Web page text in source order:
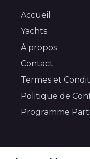
Accueil
Yachts
À propos
Contact
Termes et
Politique de
Programme